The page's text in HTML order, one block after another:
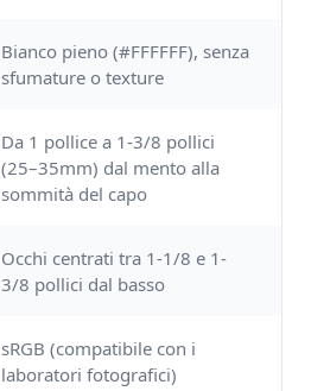
Bianco pieno (#FFFFFF), senza
sfumature o texture
Da 1 pollice a 1-3/8 pollici
(25–35mm) dal mento alla
sommità del capo
Occhi centrati tra 1-1/8 e 1-
3/8 pollici dal basso
sRGB (compatibile con i
laboratori fotografici)